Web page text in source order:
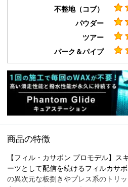
不整地（コブ）
パウダー
ツアー
パーク＆パイプ
商品の特徴
【フィル・カサボン プロモデル】ス
ーツとして配信を続けるフィルカサ
の異次元な板捌きやプレス系のトリ